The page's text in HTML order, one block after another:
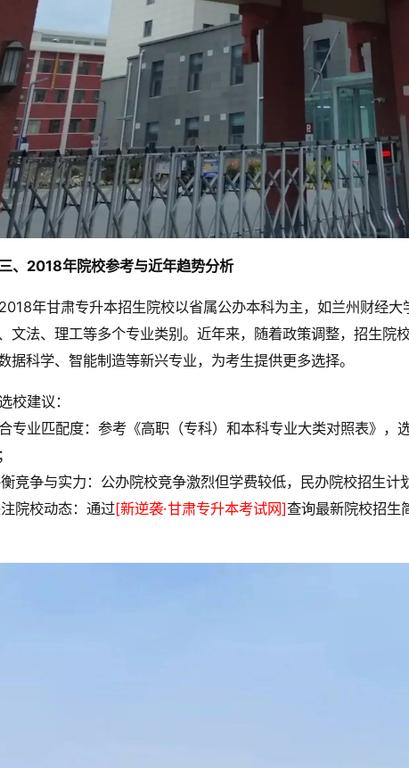
、2018年院校参考与近年趋势分析
年甘肃专升本招生院校以省属公办本科为主，如兰州财经
文法、理工等多个专业类别。近年来，随着政策调整，招生院
据科学、智能制造等新兴专业，为考生提供更多选择。
校建议：
专业匹配度：参考《高职（专科）和本科专业大类对照表》，
竞争与实力：公办院校竞争激烈但学费较低，民办院校招生计
院校动态：通过[新逆袭·甘肃专升本考试网]查询最新院校招生